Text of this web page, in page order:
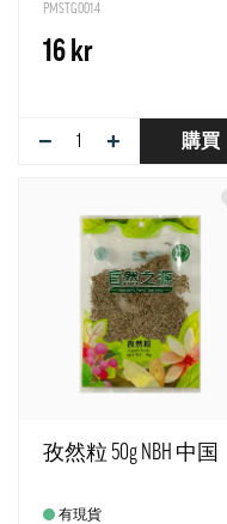
PMSTG0014
16 kr
− + 購買
孜然粒 50g NBH 中国
有現貨